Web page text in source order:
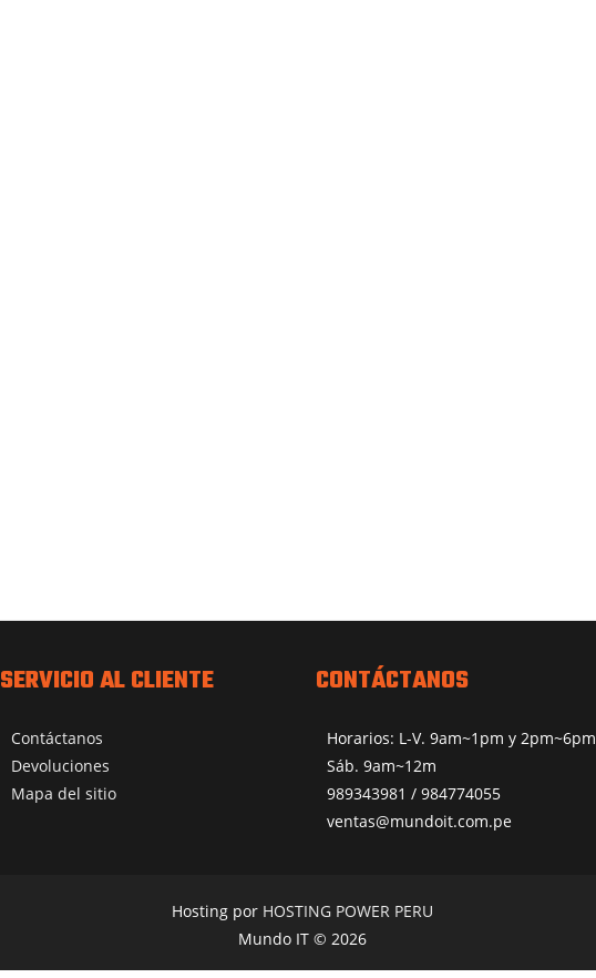
SERVICIO AL CLIENTE
Contáctanos
Devoluciones
Mapa del sitio
CONTÁCTANOS
Horarios: L-V. 9am~1pm y 2pm~6pm
Sáb. 9am~12m
989343981 / 984774055
ventas@mundoit.com.pe
Hosting por HOSTING POWER PERU
Mundo IT © 2026